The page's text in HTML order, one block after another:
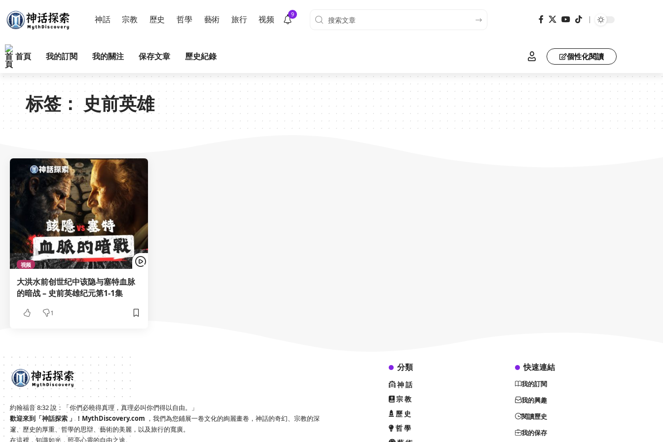
神話 宗教 歷史 哲學 藝術 旅行 视频 9
首頁 我的訂閱 我的關注 保存文章 歷史紀錄 個性化閱讀
标签： 史前英雄
视频
大洪水前创世纪中该隐与塞特血脉
的暗战 – 史前英雄纪元第1-1集
1
約翰福音 8:32 說：「你們必曉得真理，真理必叫你們得以自由。」
歡迎來到「神話探索 」！ MythDiscovery.com ，我們為您鋪展一卷文化的絢麗畫卷，神話的奇幻、宗教的深
邃、歷史的厚重、哲學的思辯、藝術的美麗，以及旅行的寬廣。
在這裡，知識如光，照亮心靈的自由之途。
分類
神話
宗教
歷史
哲學
快速連結
我的訂閱
我的興趣
閱讀歷史
我的保存